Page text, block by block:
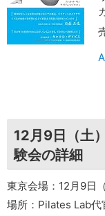
12月9日（土
験会の詳細
東京会場：12月9日
場所：Pilates Lab代